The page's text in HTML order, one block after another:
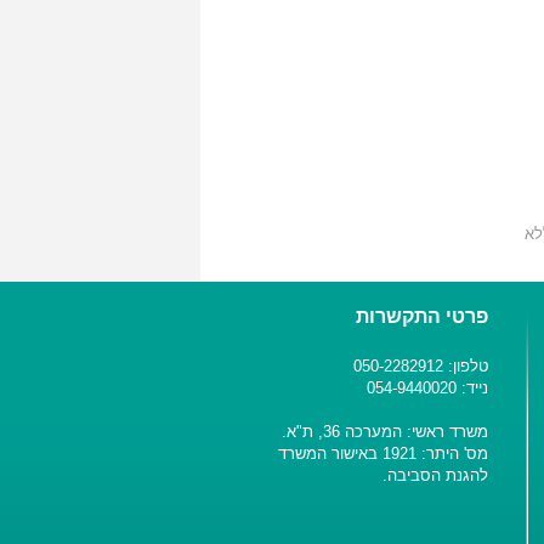
פרטי התקשרות
טלפון: 050-2282912
נייד: 054-9440020
משרד ראשי: המערכה 36, ת"א.
מס' היתר: 1921 באישור המשרד
להגנת הסביבה.